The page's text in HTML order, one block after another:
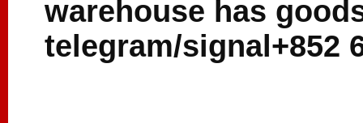
warehouse has
telegram/signal+852